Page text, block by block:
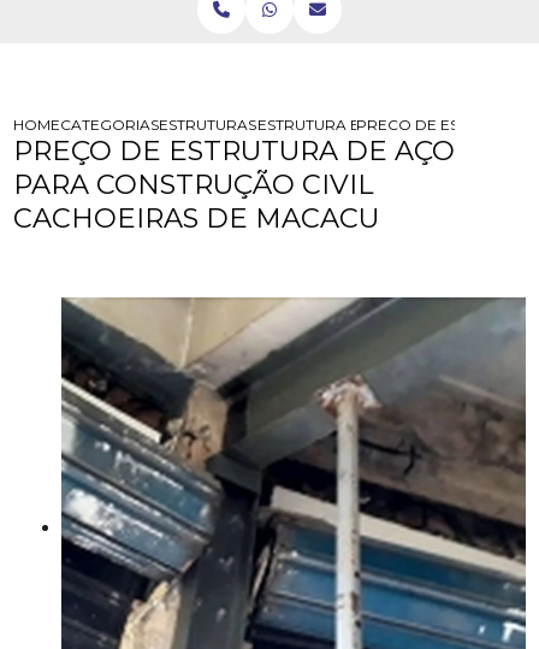
HOMECATEGORIASESTRUTURAS DE ACOESTRUTURA EM ACO GALVANIZADO
PRECO DE ESTRUTURA
PREÇO DE ESTRUTURA DE AÇO
PARA CONSTRUÇÃO CIVIL
CACHOEIRAS DE MACACU